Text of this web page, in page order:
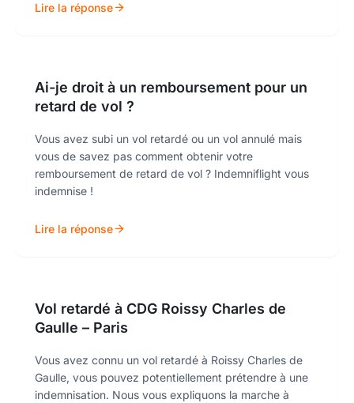
Lire la réponse
Ai-je droit à un remboursement pour un
retard de vol ?
Vous avez subi un vol retardé ou un vol annulé mais
vous de savez pas comment obtenir votre
remboursement de retard de vol ? Indemniflight vous
indemnise !
Lire la réponse
Vol retardé à CDG Roissy Charles de
Gaulle – Paris
Vous avez connu un vol retardé à Roissy Charles de
Gaulle, vous pouvez potentiellement prétendre à une
indemnisation. Nous vous expliquons la marche à